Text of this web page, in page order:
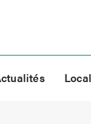
Local